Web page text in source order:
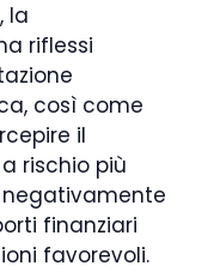
la
riflessi
così come
il
rischio più
negativamente
finanziari
favorevoli.